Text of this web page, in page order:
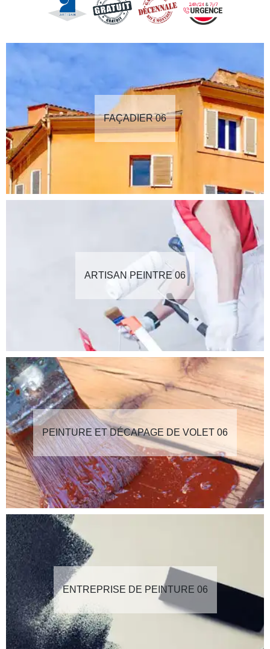
FAÇADIER 06
ARTISAN PEINTRE 06
PEINTURE ET DÉCAPAGE DE VOLET 06
ENTREPRISE DE PEINTURE 06